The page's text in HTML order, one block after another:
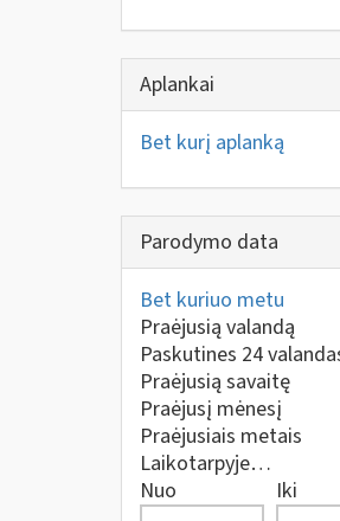
Aplankai
Bet kurį aplanką
Parodymo data
Bet kuriuo metu
Praėjusią valandą
Paskutines 24
Praėjusią savaitę
Praėjusį mėnesį
Praėjusiais metais
Laikotarpyje…
Nuo
Iki